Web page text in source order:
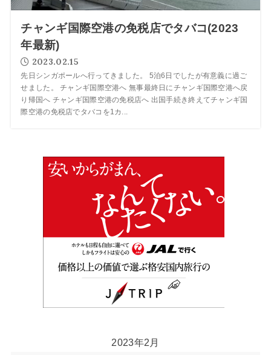
チャンギ国際空港の免税店でタバコ(2023
年最新)
2023.02.15
先日シンガポールへ行ってきました。 5泊6日でしたが有意義に過ご
せました。 チャンギ国際空港へ 無事最終日にチャンギ国際空港へ戻
り帰国へ チャンギ国際空港の免税店へ 出国手続き終えてチャンギ国
際空港の免税店でタバコを1カ...
2023年2月